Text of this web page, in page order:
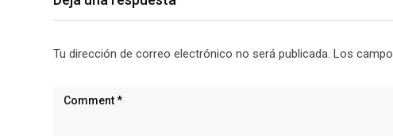
Tu dirección de correo electrónico no será publicada. Los